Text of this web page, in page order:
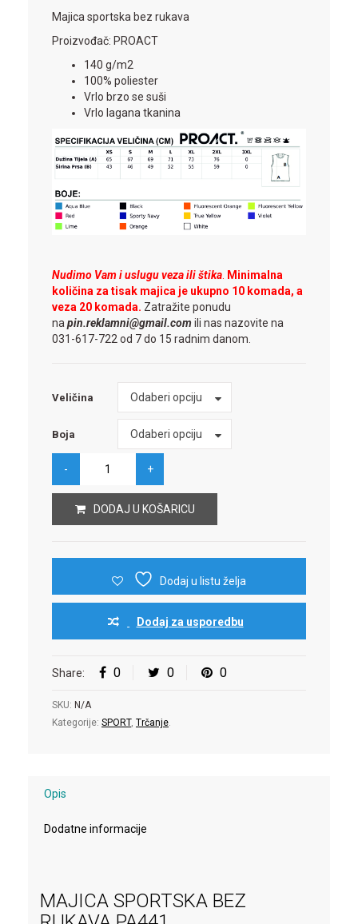
Majica sportska bez rukava
Proizvođač: PROACT
140 g/m2
100% poliester
Vrlo brzo se suši
Vrlo lagana tkanina
Nudimo Vam i uslugu veza ili štika Minimalna
količina za tisak majica je ukupno 10 komada, a
veza 20 komada. Zatražite ponudu
na pin.reklamni@gmail.com ili nas nazovite na
031-617-722 od 7 do 15 radnim danom.
Veličina Odaberi opciju
Veličina
Boja Odaberi opciju
Boja
DODAJ U KOŠARICU
Dodaj u listu želja
Dodaj za usporedbu
Share: 0 0 0
SKU: N/A
Kategorije: SPORT, Trčanje.
Opis
Dodatne informacije
MAJICA SPORTSKA BEZ